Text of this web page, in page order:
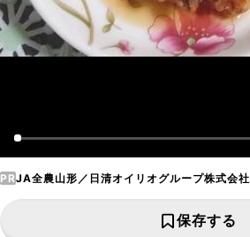
PRJA全農山形／日清オイリオグループ株式会社
保存する